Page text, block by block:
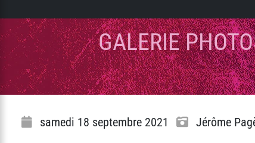
GALERIE
samedi 18 septembre 2021 Jérôme